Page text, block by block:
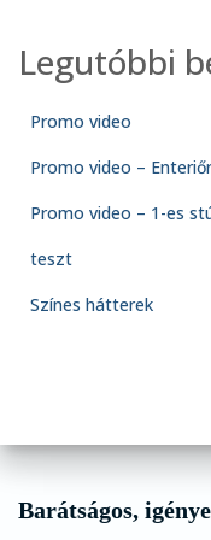
Legutóbbi
Promo video
Promo video –
Promo video – 1-es
teszt
Színes hátterek
Barátságos,